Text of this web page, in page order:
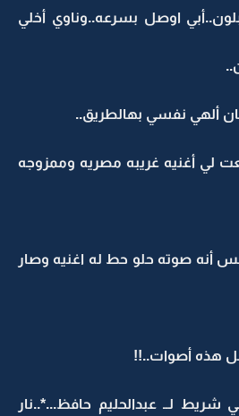
اوصل بسرعه..وناوي أخلي
ألهي نفسي بهالطريق..
لي أغنيه غريبه مصريه وممزوجه
صوته حلو حط له اغنيه وصار
هذه أصوات..!!
شريط لــ عبدالحليم حافظ...*..نار